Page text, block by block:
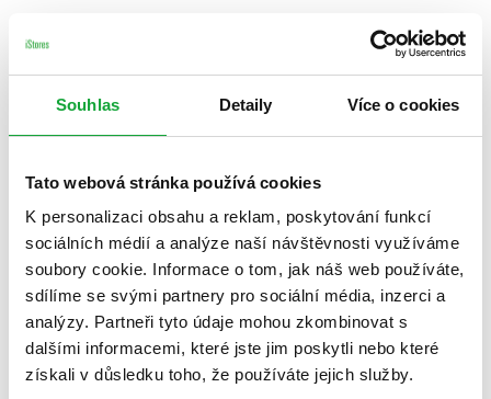
Souhlas Detaily Více o cookies
Tato webová stránka používá cookies
K personalizaci obsahu a reklam, poskytování funkcí
sociálních médií a analýze naší návštěvnosti využíváme
soubory cookie. Informace o tom, jak náš web používáte,
sdílíme se svými partnery pro sociální média, inzerci a
analýzy. Partneři tyto údaje mohou zkombinovat s
dalšími informacemi, které jste jim poskytli nebo které
získali v důsledku toho, že používáte jejich služby.